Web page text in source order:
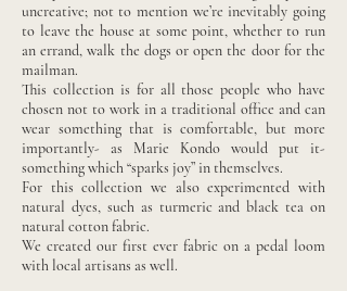
uncreative; not to mention we’re inevitably going
to leave the house at some point, whether to run
an errand, walk the dogs or open the door for the
mailman.
This collection is for all those people who have
chosen not to work in a traditional office and can
wear something that is comfortable, but more
importantly- as Marie Kondo would put it-
something which “sparks joy” in themselves.
For this collection we also experimented with
natural dyes, such as turmeric and black tea on
natural cotton fabric.
We created our first ever fabric on a pedal loom
with local artisans as well.